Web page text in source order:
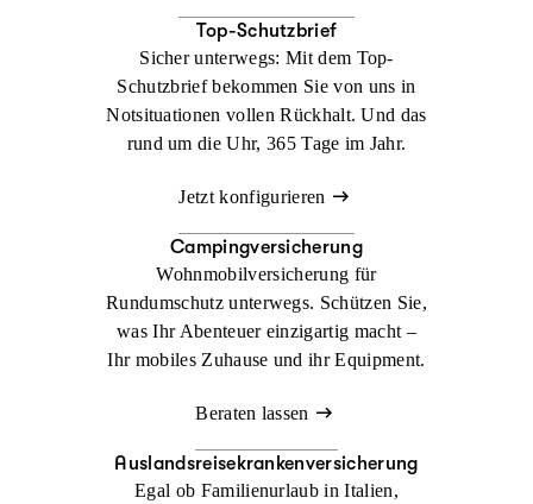
Top-Schutzbrief
Sicher unterwegs: Mit dem Top-
Schutzbrief bekommen Sie von uns in
Notsituationen vollen Rückhalt. Und das
rund um die Uhr, 365 Tage im Jahr.
Jetzt konfigurieren
Campingversicherung
Wohnmobilversicherung für
Rundumschutz unterwegs. Schützen Sie,
was Ihr Abenteuer einzigartig macht –
Ihr mobiles Zuhause und ihr Equipment.
Beraten lassen
Auslandsreisekrankenversicherung
Egal ob Familienurlaub in Italien,